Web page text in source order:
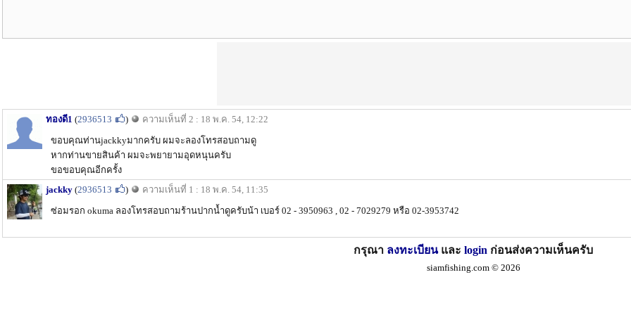
ทองดี1 (2936513 )
ความเห็นที่ 2 : 18 พ.ค. 54, 12:22
ขอบคุณท่านjackkyมากครับ ผมจะลองโทรสอบถามดู
หากท่านขายสินค้า ผมจะพยายามอุดหนุนครับ
ขอขอบคุณอีกครั้ง
jackky (2936513 )
ความเห็นที่ 1 : 18 พ.ค. 54, 11:35
ซ่อมรอก okuma ลองโทรสอบถามร้านปากน้ำดูครับน้า เบอร์ 02 - 3950963 , 02 - 7029279 หรือ 02-3953742
กรุณา ลงทะเบียนและ login ก่อนส่งความเห็นครับ
siamfishing.com © 2026